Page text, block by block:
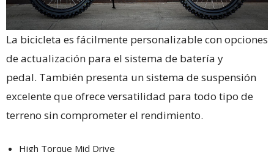
La bicicleta es fácilmente personalizable con opciones
de actualización para el sistema de batería y
pedal. También presenta un sistema de suspensión
excelente que ofrece versatilidad para todo tipo de
terreno sin comprometer el rendimiento.
High Torque Mid Drive